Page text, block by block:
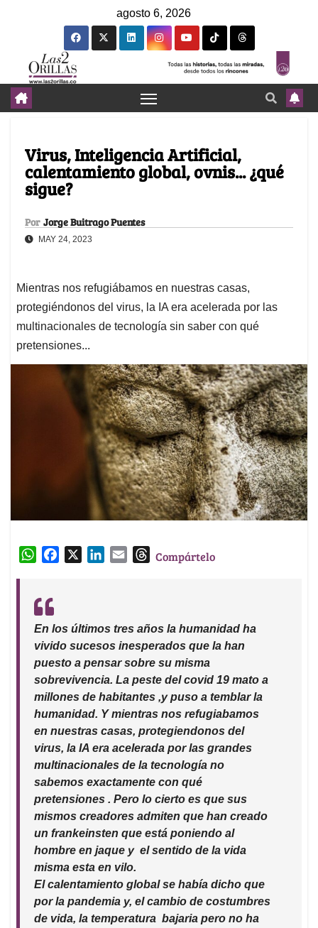
agosto 6, 2026
Virus, Inteligencia Artificial,
calentamiento global, ovnis... ¿qué
sigue?
Por Jorge Buitrago Puentes
MAY 24, 2023
Mientras nos refugiábamos en nuestras casas,
protegiéndonos del virus, la IA era acelerada por las
multinacionales de tecnología sin saber con qué
pretensiones...
W
t
s
A
o
o
T
a
Compártelo
En los últimos tres años la humanidad ha
vivido sucesos inesperados que la han
puesto a pensar sobre su misma
sobrevivencia. La peste del covid 19 mato a
millones de habitantes ,y puso a temblar la
humanidad. Y mientras nos refugiabamos
en nuestras casas, protegiendonos del
virus, la IA era acelerada por las grandes
multinacionales de la tecnología no
sabemos exactamente con qué
pretensiones . Pero lo cierto es que sus
mismos creadores admiten que han creado
un frankeinsten que está poniendo al
hombre en jaque y el sentido de la vida
misma esta en vilo.
El calentamiento global se había dicho que
por la pandemia y, el cambio de costumbres
de vida, la temperatura bajaria pero no ha